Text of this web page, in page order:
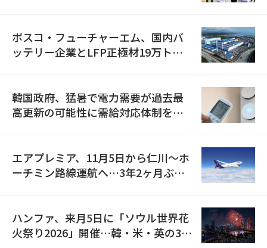
ポスコ・フューチャーエム、国内バ
ッテリー企業とLFP正極材19万トン
韓国政府、猛暑で電力需要が過去最
高更新の可能性に需給対応体制を点
エアプレミア、11月5日から仁川〜ホ
ーチミン路線運航へ…3年2ヶ月ぶり
ハンファ、来月5日に「ソウル世界花
火祭り2026」開催…韓・米・英の3カ